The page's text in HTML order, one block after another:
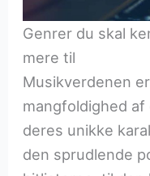
Genrer du skal
mere til
Musikverdenen
mangfoldighed
deres unikke
den sprudlende